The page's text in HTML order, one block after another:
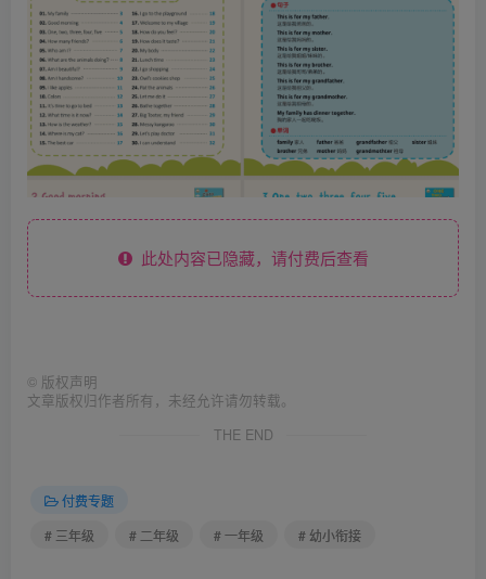
此处内容已隐藏，请付费后查看
© 版权声明
文章版权归作者所有，未经允许请勿转载。
THE END
付费专题
# 三年级
# 二年级 # 一年级 # 幼小衔接